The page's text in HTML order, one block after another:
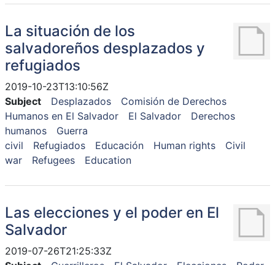
La situación de los
salvadoreños desplazados y
refugiados
2019-10-23T13:10:56Z
Subject
Desplazados
Comisión de Derechos
Humanos en El Salvador
El Salvador
Derechos
humanos
Guerra
civil
Refugiados Educación Human rights
Civil
war
Refugees Education
Las elecciones y el poder en El
Salvador
2019-07-26T21:25:33Z